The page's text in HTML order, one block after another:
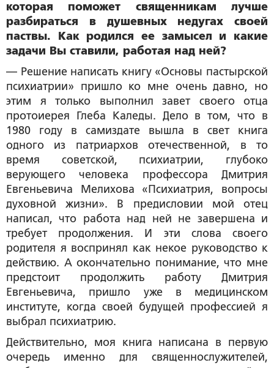
которая поможет священникам лучше
разбираться в душевных недугах своей
паствы. Как родился ее замысел и какие
задачи Вы ставили, работая над ней?
— Решение написать книгу «Основы пастырской
психиатрии» пришло ко мне очень давно, но
этим я только выполнил завет своего отца
протоиерея Глеба Каледы. Дело в том, что в
1980 году в самиздате вышла в свет книга
одного из патриархов отечественной, в то
время советской, психиатрии, глубоко
верующего человека профессора Дмитрия
Евгеньевича Мелихова «Психиатрия, вопросы
духовной жизни». В предисловии мой отец
написал, что работа над ней не завершена и
требует продолжения. И эти слова своего
родителя я воспринял как некое руководство к
действию. А окончательно понимание, что мне
предстоит продолжить работу Дмитрия
Евгеньевича, пришло уже в медицинском
институте, когда своей будущей профессией я
выбрал психиатрию.
Действительно, моя книга написана в первую
очередь именно для священнослужителей,